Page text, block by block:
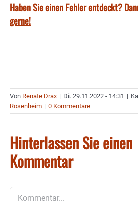
Haben Sie einen Fehler entdeckt?
gerne!
Von Renate Drax | Di. 29.11.2022 - 14:31 |
Rosenheim | 0 Kommentare
Hinterlassen Sie einen
Kommentar